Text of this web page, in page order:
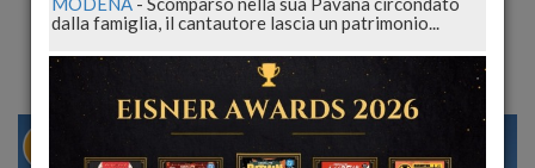
Fumetti d’Estate, IRL dal Mare!
MILANO 31
dalla famiglia, il cantautore lascia un patrimonio...